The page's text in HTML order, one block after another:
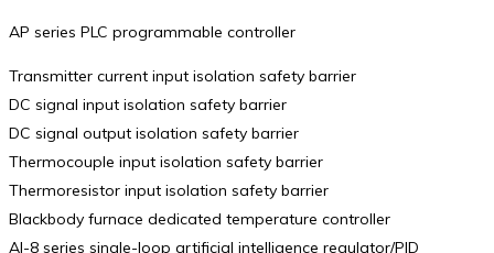
AP series PLC programmable controller
Transmitter current input isolation safety barrier
DC signal input isolation safety barrier
DC signal output isolation safety barrier
Thermocouple input isolation safety barrier
Thermoresistor input isolation safety barrier
Blackbody furnace dedicated temperature controller
AI-8 series single-loop artificial intelligence regulator/PID